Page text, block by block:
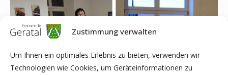
Zustimmung verwalten
Um Ihnen ein optimales Erlebnis zu bieten, verwenden wir
Technologien wie Cookies, um Geräteinformationen zu